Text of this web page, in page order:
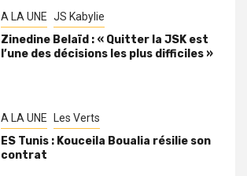
A LA UNE JS Kabylie
Zinedine Belaïd : « Quitter la JSK est
l’une des décisions les plus difficiles »
A LA UNE Les Verts
ES Tunis : Kouceila Boualia résilie son
contrat